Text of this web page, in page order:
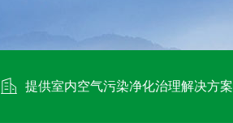
提供室内空气污染净化治理解决方案